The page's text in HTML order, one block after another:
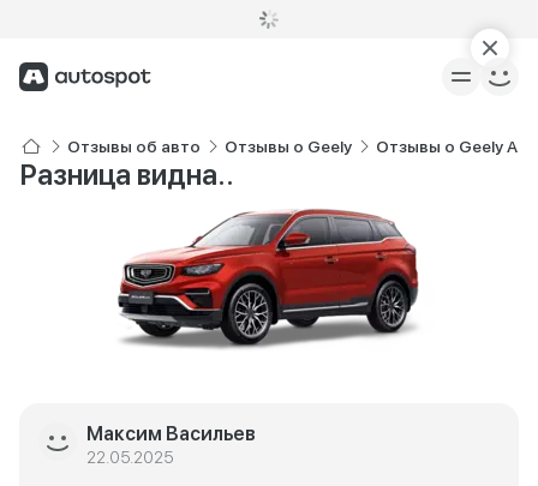
Отзывы об авто Отзывы о Geely Отзывы о Geely
Разница видна..
Максим Васильев
22.05.2025